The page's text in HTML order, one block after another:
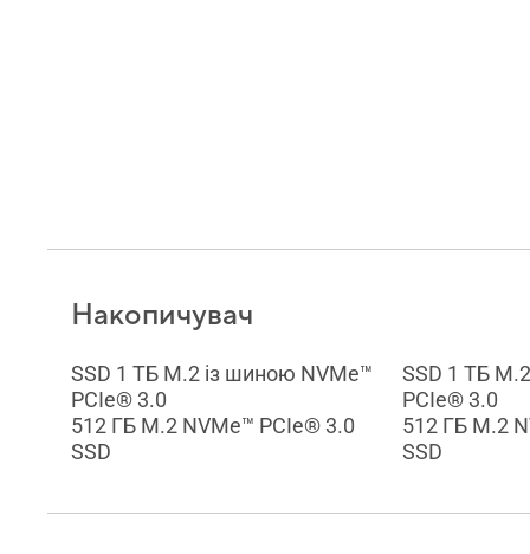
Накопичувач
SSD 1 ТБ M.2 із шиною NVMe™
PCIe® 3.0
512 ГБ M.2 NVMe™ PCIe® 3.0
SSD
SSD 1 ТБ
PCIe® 3.0
512 ГБ M.2
SSD